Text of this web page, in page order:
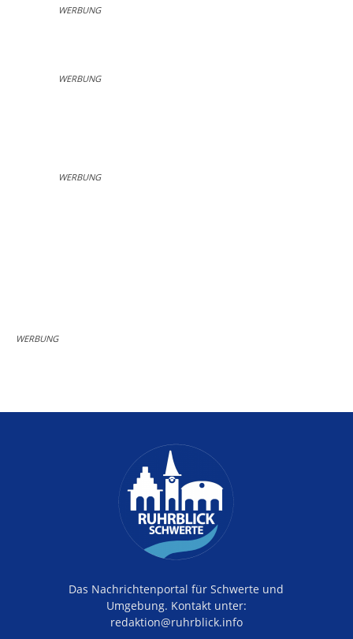
WERBUNG
WERBUNG
WERBUNG
WERBUNG
Das Nachrichtenportal für Schwerte und
Umgebung. Kontakt unter:
redaktion@ruhrblick.info